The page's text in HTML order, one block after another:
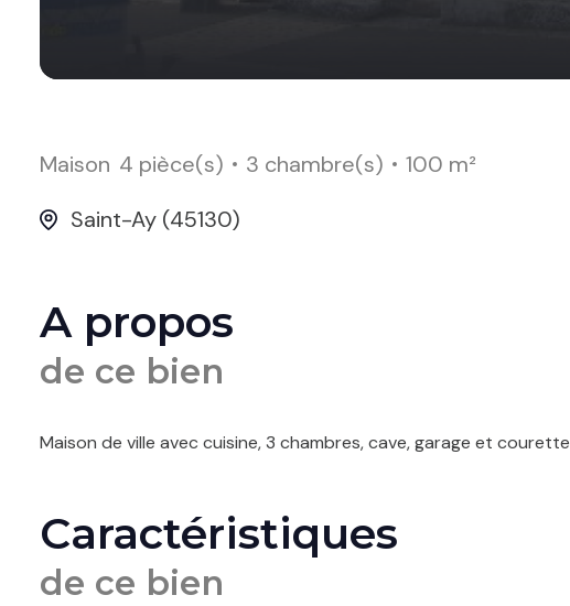
Maison 4 pièce(s) 3 chambre(s)
100 m²
Saint-Ay (45130)
A propos
de ce bien
Maison de ville avec cuisine, 3 chambres, cave, garage et courette
Caractéristiques
de ce bien